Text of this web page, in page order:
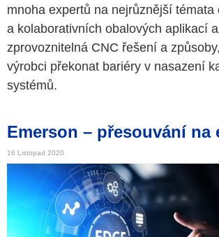
mnoha expertů na nejrůznější témata
a kolaborativních obalových aplikací
zprovoznitelná CNC řešení a
výrobci překonat bariéry v nasazení
systémů.
Emerson – přesouvání na
16 Listopad 2020